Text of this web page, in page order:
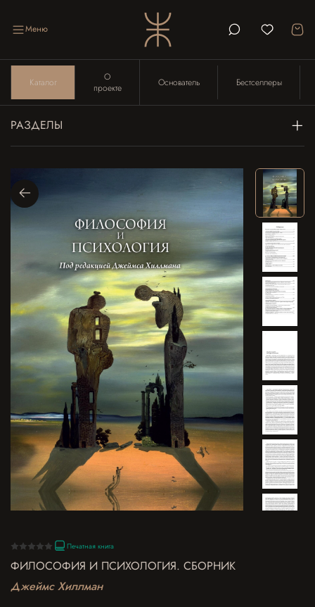
Меню
Каталог
О
проекте
Основатель Бестселлеры
РАЗДЕЛЫ
Печатная книга
ФИЛОСОФИЯ И ПСИХОЛОГИЯ. СБОРНИК
Джеймс Хиллман